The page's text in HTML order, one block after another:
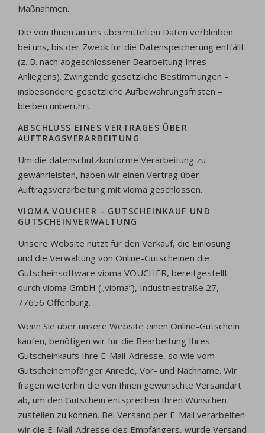
Maßnahmen.
Die von Ihnen an uns übermittelten Daten verbleiben
bei uns, bis der Zweck für die Datenspeicherung entfällt
(z. B. nach abgeschlossener Bearbeitung Ihres
Anliegens). Zwingende gesetzliche Bestimmungen –
insbesondere gesetzliche Aufbewahrungsfristen –
bleiben unberührt.
ABSCHLUSS EINES VERTRAGES ÜBER
AUFTRAGSVERARBEITUNG
Um die datenschutzkonforme Verarbeitung zu
gewährleisten, haben wir einen Vertrag über
Auftragsverarbeitung mit vioma geschlossen.
VIOMA VOUCHER - GUTSCHEINKAUF UND
GUTSCHEINVERWALTUNG
Unsere Website nutzt für den Verkauf, die Einlösung
und die Verwaltung von Online-Gutscheinen die
Gutscheinsoftware vioma VOUCHER, bereitgestellt
durch vioma GmbH („vioma”), Industriestraße 27,
77656 Offenburg.
Wenn Sie über unsere Website einen Online-Gutschein
kaufen, benötigen wir für die Bearbeitung Ihres
Gutscheinkaufs Ihre E-Mail-Adresse, so wie vom
Gutscheinempfänger Anrede, Vor- und Nachname. Wir
fragen weiterhin die von Ihnen gewünschte Versandart
ab, um den Gutschein entsprechen Ihren Wünschen
zustellen zu können. Bei Versand per E-Mail verarbeiten
wir die E-Mail-Adresse des Empfängers, wurde Versand